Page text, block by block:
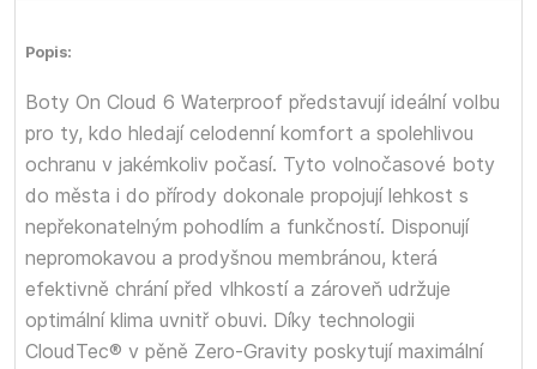
Popis:
Boty On Cloud 6 Waterproof představují ideální volbu
pro ty, kdo hledají celodenní komfort a spolehlivou
ochranu v jakémkoliv počasí. Tyto volnočasové boty
do města i do přírody dokonale propojují lehkost s
nepřekonatelným pohodlím a funkčností. Disponují
nepromokavou a prodyšnou membránou, která
efektivně chrání před vlhkostí a zároveň udržuje
optimální klima uvnitř obuvi. Díky technologii
CloudTec® v pěně Zero-Gravity poskytují maximální